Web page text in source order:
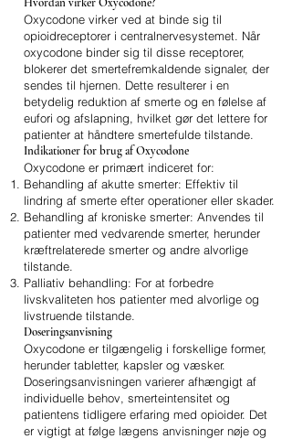
Oxycodone virker ved at binde sig til
opioidreceptorer i centralnervesystemet. Når
oxycodone binder sig til disse receptorer,
blokerer det smertefremkaldende signaler, der
sendes til hjernen. Dette resulterer i en
betydelig reduktion af smerte og en følelse af
eufori og afslapning, hvilket gør det lettere for
patienter at håndtere smertefulde tilstande.
Indikationer for brug af Oxycodone
Oxycodone er primært indiceret for:
Behandling af akutte smerter: Effektiv til
lindring af smerte efter operationer eller skader.
Behandling af kroniske smerter: Anvendes til
patienter med vedvarende smerter, herunder
kræftrelaterede smerter og andre alvorlige
tilstande.
Palliativ behandling: For at forbedre
livskvaliteten hos patienter med alvorlige og
livstruende tilstande.
Doseringsanvisning
Oxycodone er tilgængelig i forskellige former,
herunder tabletter, kapsler og væsker.
Doseringsanvisningen varierer afhængigt af
individuelle behov, smerteintensitet og
patientens tidligere erfaring med opioider. Det
er vigtigt at følge lægens anvisninger nøje og